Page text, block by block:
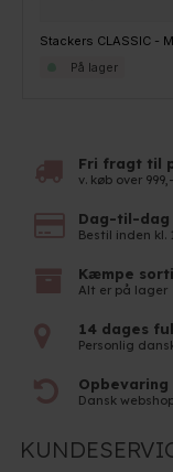
På lager
Fri fragt til
v. køb over
Dag-til-dag
Bestil inden kl.
Kæmpe
Alt er på lager
14 dages
Personlig
Opbevaring
Dansk